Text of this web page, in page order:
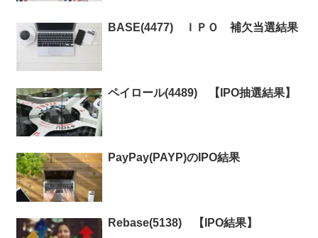
BASE(4477) ＩＰＯ 補欠当選結果
ペイロール(4489) 【IPO抽選結果】
PayPay(PAYP)のIPO結果
Rebase(5138) 【IPO結果】